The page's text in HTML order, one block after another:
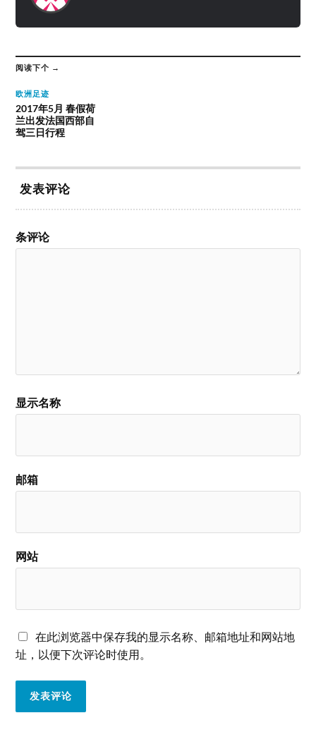
阅读下个 →
欧洲足迹
2017年5月 春假荷
兰出发法国西部自
驾三日行程
发表评论
条评论
显示名称
邮箱
网站
在此浏览器中保存我的显示名称、邮箱地址和网站地
址，以便下次评论时使用。